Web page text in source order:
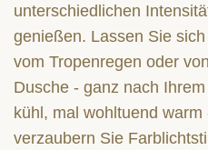
unterschiedlichen
genießen. Lassen Sie
vom Tropenregen oder
Dusche - ganz nach
kühl, mal wohltuend
verzaubern Sie